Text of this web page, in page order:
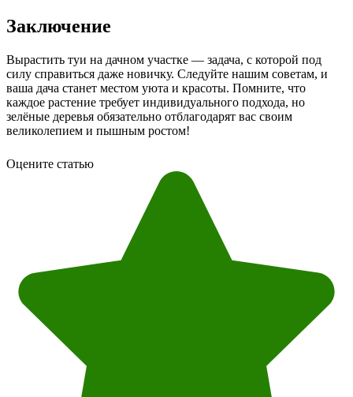
Заключение
Вырастить туи на дачном участке — задача, с которой под
силу справиться даже новичку. Следуйте нашим советам, и
ваша дача станет местом уюта и красоты. Помните, что
каждое растение требует индивидуального подхода, но
зелёные деревья обязательно отблагодарят вас своим
великолепием и пышным ростом!
Оцените статью